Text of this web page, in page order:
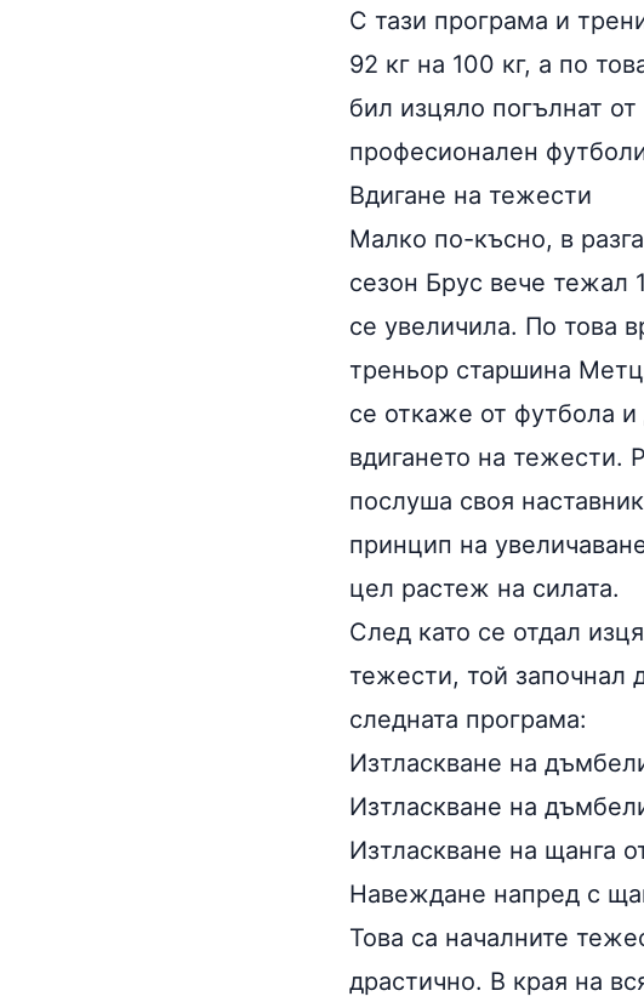
С тази програма и
92 кг на 100 кг, а по
бил изцяло погълнат
професионален
Вдигане на тежести
Малко по-късно, в
сезон Брус вече тежал
се увеличила. По това
треньор старшина
се откаже от футбола
вдигането на тежести.
послуша своя
принцип на
цел растеж на силата.
След като се отдал
тежести, той започнал
следната програма:
Изтласкване на
Изтласкване на
Изтласкване на щанга
Навеждане напред с
Това са началните
драстично. В края на